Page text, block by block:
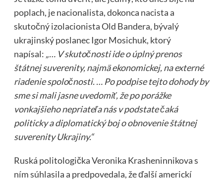
poplach, je nacionalista, dokonca nacista a
skutočný izolacionista Old Bandera, bývalý
ukrajinský poslanec Igor Mosichuk, ktorý
napísal: „… V skutočnosti ide o úplný prenos
štátnej suverenity, najmä ekonomickej, na externé
riadenie spoločnosti. … Po podpise tejto dohody by
sme si mali jasne uvedomiť, že po porážke
vonkajšieho nepriateľa nás v podstate čaká
politicky a diplomatický boj o obnovenie štátnej
suverenity Ukrajiny.“
Ruská politologička Veronika Krasheninnikova s
ním súhlasila a predpovedala, že ďalší americkí